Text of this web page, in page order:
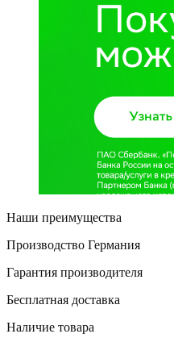
Наши преимущества
Производство Германия
Гарантия производителя
Бесплатная доставка
Наличие товара